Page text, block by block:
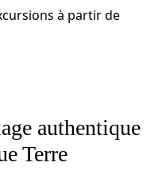
à partir de
authentique
Terre